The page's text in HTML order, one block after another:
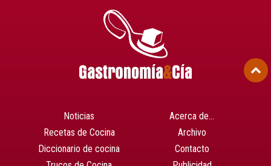
Noticias
Recetas de Cocina
Diccionario de cocina
Acerca de…
Archivo
Contacto